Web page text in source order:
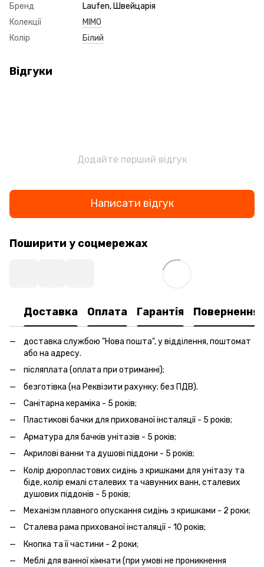
Бренд
Laufen, Швейцарія
Колекції
MIMO
Колір
Білий
Відгуки
Додайте перший відгук
Написати відгук
Поширити у соцмережах
Доставка Оплата Гарантія Повернення
доставка службою "Нова пошта", у відділення, поштомат
або на адресу.
післяплата (оплата при отриманні);
безготівка (на Реквізити рахунку; без ПДВ).
Санітарна кераміка - 5 років;
Пластикові бачки для прихованої інсталяції - 5 років;
Арматура для бачків унітазів - 5 років;
Акрилові ванни та душові піддони - 5 років;
Колір дюропластових сидінь з кришками для унітазу та
біде, колір емалі сталевих та чавунних ванн, сталевих
душових піддонів - 5 років;
Механізм плавного опускання сидінь з кришками - 2 роки;
Сталева рама прихованої інсталяції - 10 років;
Кнопка та її частини - 2 роки;
Меблі для ванної кімнати (при умові не проникнення